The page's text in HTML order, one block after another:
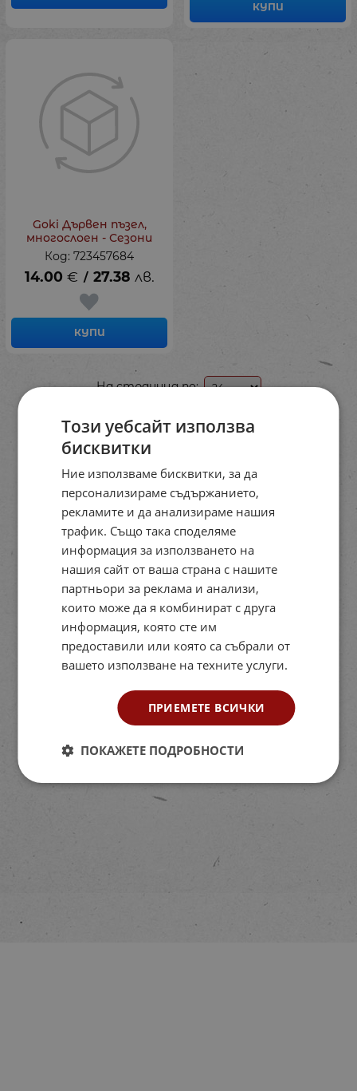
КУПИ
Goki Дървен пъзел,
многослоен - Сезони
Код: 723457684
14.00 € / 27.38 лв.
КУПИ
На страница по:
Този уебсайт използва
бисквитки
Ние използваме бисквитки, за да
персонализираме съдържанието,
рекламите и да анализираме нашия
трафик. Също така споделяме
информация за използването на
нашия сайт от ваша страна с нашите
партньори за реклама и анализи,
които може да я комбинират с друга
информация, която сте им
предоставили или която са събрали от
вашето използване на техните услуги.
ПРИЕМЕТЕ ВСИЧКИ
ПОКАЖЕТЕ ПОДРОБНОСТИ